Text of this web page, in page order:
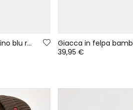
Parka in tessuto tecnico bambino blu reversibile stampata
39,95 €